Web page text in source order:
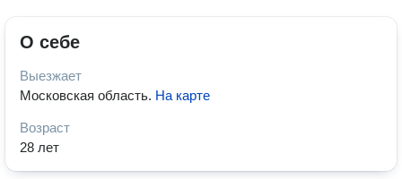
О себе
Выезжает
Московская область. На карте
Возраст
28 лет